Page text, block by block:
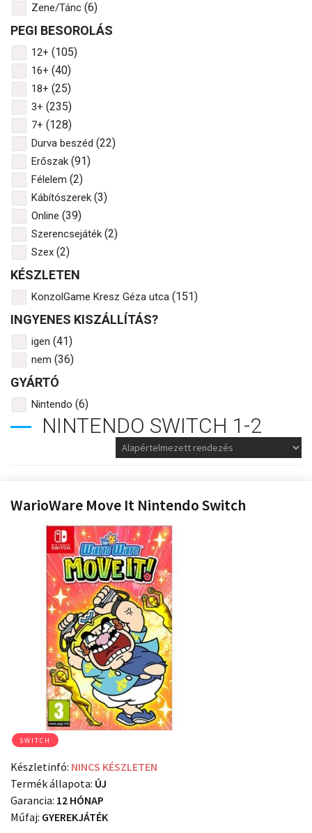
Zene/Tánc (6)
PEGI BESOROLÁS
12+ (105)
16+ (40)
18+ (25)
3+ (235)
7+ (128)
Durva beszéd (22)
Erőszak (91)
Félelem (2)
Kábítószerek (3)
Online (39)
Szerencsejáték (2)
Szex (2)
KÉSZLETEN
KonzolGame Kresz Géza utca (151)
INGYENES KISZÁLLÍTÁS?
igen (41)
nem (36)
GYÁRTÓ
Nintendo (6)
NINTENDO SWITCH 1-2
WarioWare Move It Nintendo Switch
SWITCH
Készletinfó: NINCS KÉSZLETEN
Termék állapota: ÚJ
Garancia: 12 HÓNAP
Műfaj: GYEREKJÁTÉK